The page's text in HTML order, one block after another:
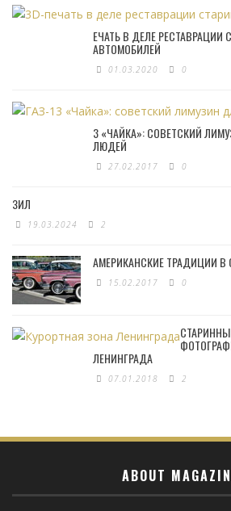
ЕЧАТЬ В ДЕЛЕ РЕСТАВРАЦИИ
АВТОМОБИЛЕЙ
01.03.2020 0
3 «ЧАЙКА»: СОВЕТСКИЙ
ЛЮДЕЙ
27.02.2017 0
ЗИЛ
19.03.2024 2
АМЕРИКАНСКИЕ ТРАДИЦИИ
15.02.2017 0
ЛЕНИНГРАДА
07.01.2018 2
ABOUT